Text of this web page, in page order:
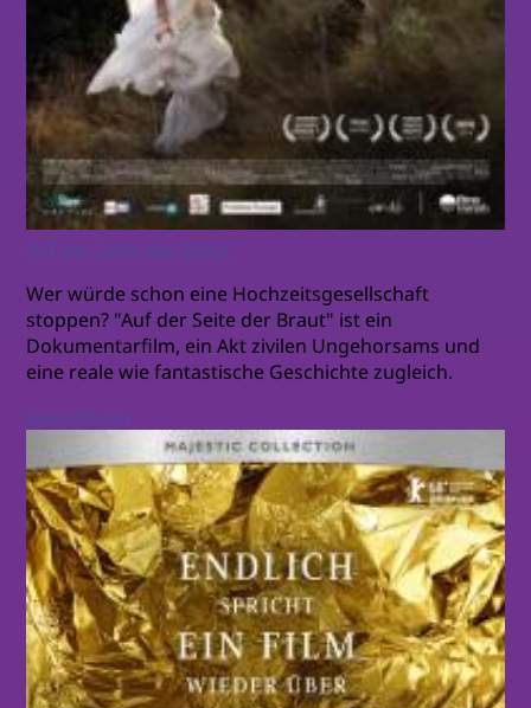
Auf der Seite der Braut
Wer würde schon eine Hochzeitsgesellschaft
stoppen? "Auf der Seite der Braut" ist ein
Dokumentarfilm, ein Akt zivilen Ungehorsams und
eine reale wie fantastische Geschichte zugleich.
weiterlesen